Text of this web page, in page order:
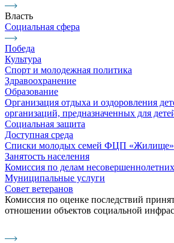
Власть
Социальная сфера
Победа
Культура
Спорт и молодежная политика
Здравоохранение
Образование
Организация отдыха и оздоровления
организаций, предназначенных для
Социальная защита
Доступная среда
Списки молодых семей ФЦП «Жилище»
Занятость населения
Комиссия по делам несовершеннолетних
Муниципальные услуги
Совет ветеранов
Комиссия по оценке последствий
отношении объектов социальной